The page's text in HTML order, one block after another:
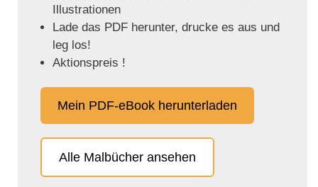
Illustrationen
Lade das PDF herunter, drucke es aus und
leg los!
Aktionspreis !
Mein PDF-eBook herunterladen
Alle Malbücher ansehen